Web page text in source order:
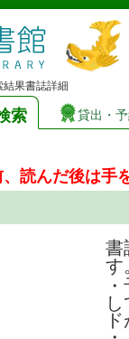
結果書誌詳細
索 貸出・
読んだ後は手
書
す